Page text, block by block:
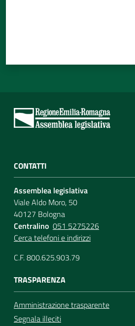
CONTATTI
Assemblea legislativa
Viale Aldo Moro, 50
40127 Bologna
Centralino 051 5275226
Cerca telefoni e indirizzi
C.F. 800.625.903.79
TRASPARENZA
Amministrazione trasparente
Segnala illeciti